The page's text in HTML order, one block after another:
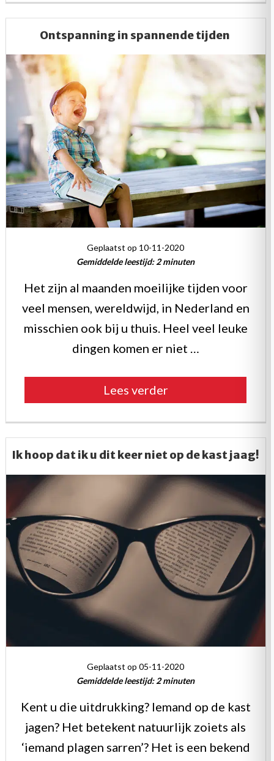
Ontspanning in spannende tijden
Geplaatst op 10-11-2020
Gemiddelde leestijd:2 minuten
Het zijn al maanden moeilijke tijden voor
veel mensen, wereldwijd, in Nederland en
misschien ook bij u thuis. Heel veel leuke
dingen komen er niet …
Lees verder“Ontspanning
tijden”
Ik hoop dat ik u dit keer niet op de kast jaag!
Geplaatst op 05-11-2020
Gemiddelde leestijd: 2 minuten
Kent u die uitdrukking? Iemand op de kast
jagen? Het betekent natuurlijk zoiets als
‘iemand plagen sarren’? Het is een bekend